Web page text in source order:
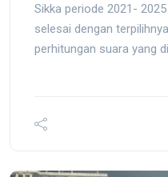
Sikka periode 2021-
selesai dengan
perhitungan suara yang